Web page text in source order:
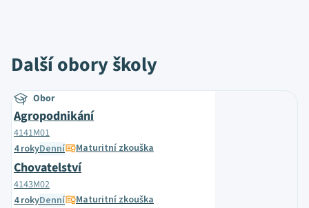
Další obory školy
Obor
Agropodnikání
4141M01
4 rokyDenní Maturitní zkouška
Chovatelství
4143M02
4 rokyDenní Maturitní zkouška